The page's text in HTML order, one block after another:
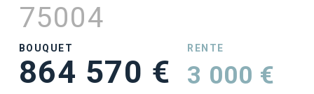
75004
BOUQUET
864 570 €
RENTE
3 000 €